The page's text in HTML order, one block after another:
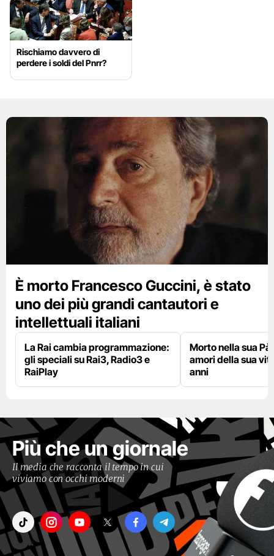
Rischiamo davvero di
perdere i soldi del Pnrr?
È morto Francesco Guccini, è stato
uno dei più grandi cantautori e
intellettuali italiani
La Rai cambia programmazione:
gli speciali su Rai3, Radio3 e
RaiPlay
Morto nella sua
amori della sua
anni
Più che un giornale
Il media che racconta il tempo in cui
viviamo con occhi moderni